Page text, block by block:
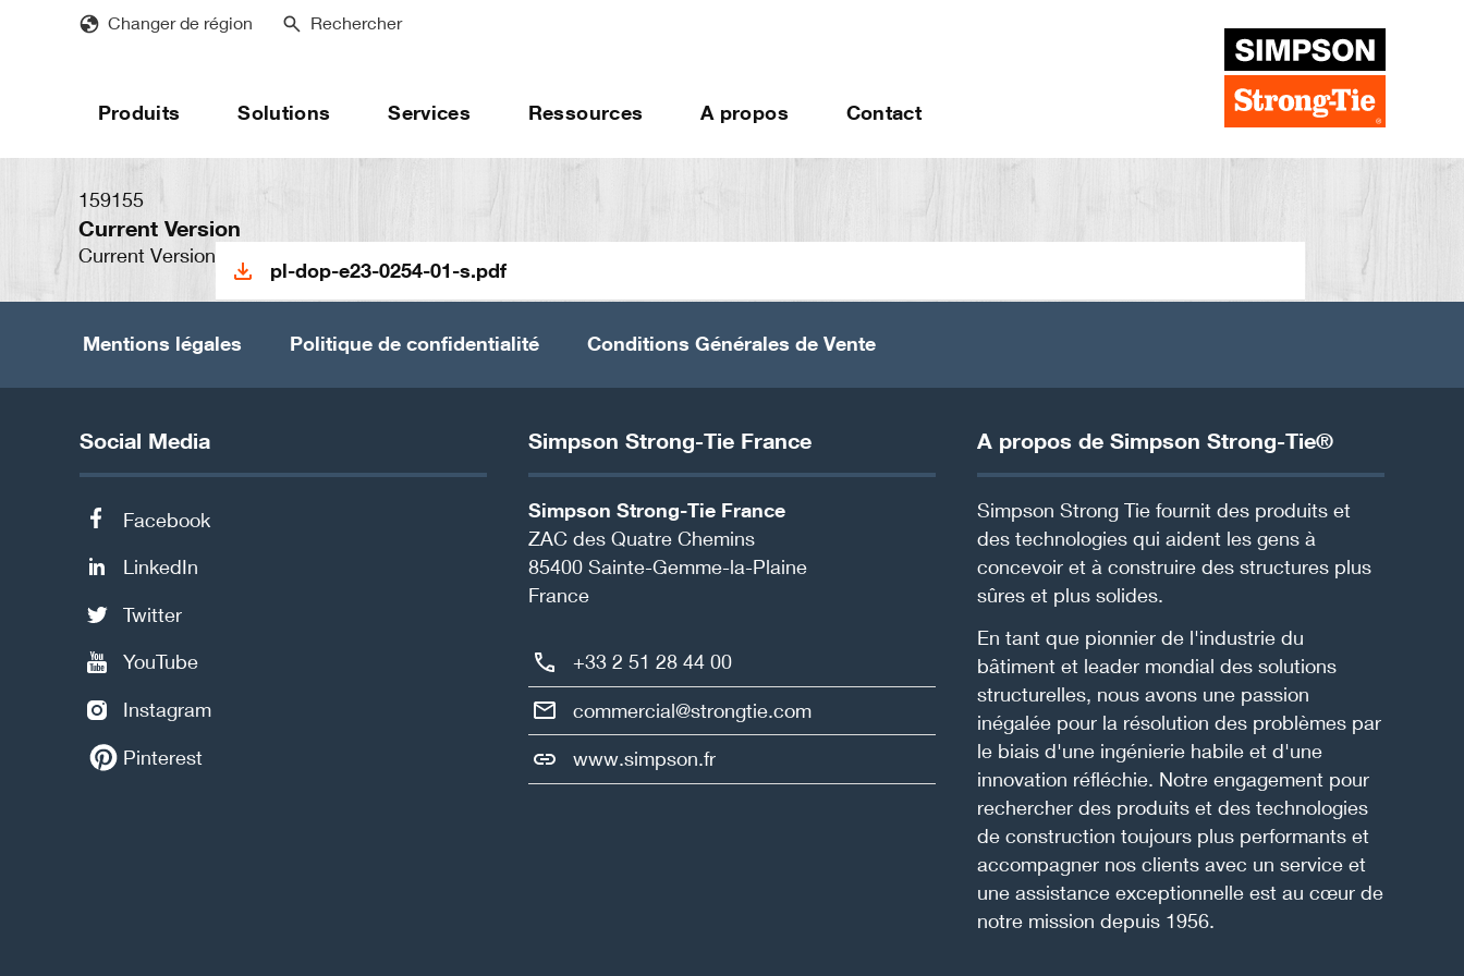
Changer de région Rechercher
Produits Solutions Services Ressources A propos Contact
159155
Current Version
Current Version
pl-dop-e23-0254-01-s.pdf
Mentions légales Politique de confidentialité Conditions Générales de Vente
A propos de Simpson Strong-Tie®
Simpson Strong Tie fournit des produits et
des technologies qui aident les gens à
concevoir et à construire des structures plus
sûres et plus solides.
En tant que pionnier de l'industrie du
bâtiment et leader mondial des solutions
structurelles, nous avons une passion
inégalée pour la résolution des problèmes par
le biais d'une ingénierie habile et d'une
innovation réfléchie. Notre engagement pour
rechercher des produits et des technologies
de construction toujours plus performants et
accompagner nos clients avec un service et
une assistance exceptionnelle est au cœur de
notre mission depuis 1956.
Simpson Strong-Tie France
Simpson Strong-Tie France
ZAC des Quatre Chemins
85400 Sainte-Gemme-la-Plaine
France
+33 2 51 28 44 00
commercial@strongtie.com
www.simpson.fr
Social Media
Facebook
LinkedIn
Twitter
YouTube
Instagram
Pinterest